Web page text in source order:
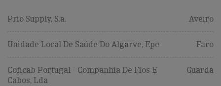
Prio Supply, S.a. Aveiro
Unidade Local De Saúde Do Algarve, Epe Faro
Coficab Portugal - Companhia De Fios E
Cabos, Lda
Guarda